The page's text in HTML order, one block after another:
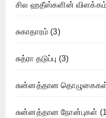
சில ஹதீஸ்களின்
சுகாதாரம் (3)
சுத்ரா தடுப்பு (3)
சுன்னத்தான
சுன்னத்தான நோன்புகள்